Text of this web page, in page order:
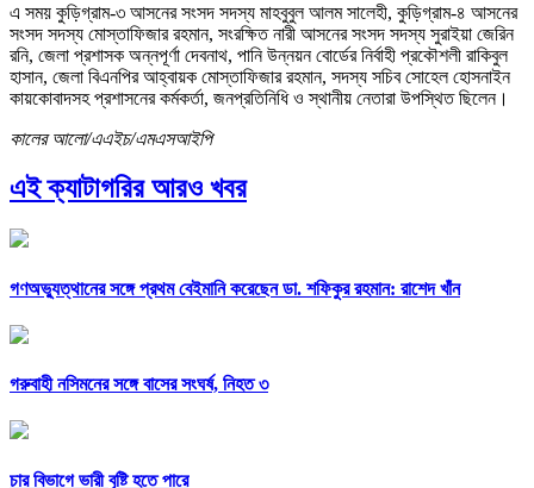
এ সময় কুড়িগ্রাম-৩ আসনের সংসদ সদস্য মাহবুবুল আলম সালেহী, কুড়িগ্রাম-৪ আসনের
সংসদ সদস্য মোস্তাফিজার রহমান, সংরক্ষিত নারী আসনের সংসদ সদস্য সুরাইয়া জেরিন
রনি, জেলা প্রশাসক অন্নপূর্ণা দেবনাথ, পানি উন্নয়ন বোর্ডের নির্বাহী প্রকৌশলী রাকিবুল
হাসান, জেলা বিএনপির আহ্বায়ক মোস্তাফিজার রহমান, সদস্য সচিব সোহেল হোসনাইন
কায়কোবাদসহ প্রশাসনের কর্মকর্তা, জনপ্রতিনিধি ও স্থানীয় নেতারা উপস্থিত ছিলেন।
কালের আলো/এএইচ/এমএসআইপি
এই ক্যাটাগরির আরও খবর
গণঅভ্যুত্থানের সঙ্গে প্রথম বেইমানি করেছেন ডা. শফিকুর রহমান: রাশেদ খাঁন
গরুবাহী নসিমনের সঙ্গে বাসের সংঘর্ষ, নিহত ৩
চার বিভাগে ভারী বৃষ্টি হতে পারে